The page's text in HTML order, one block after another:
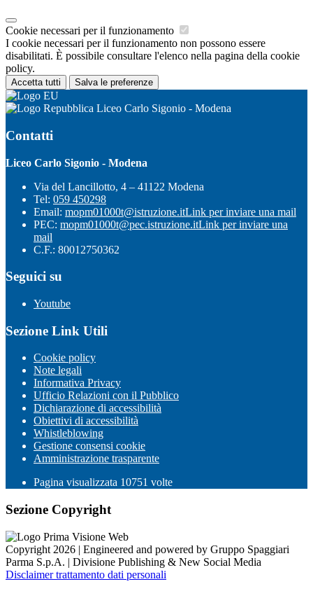
Cookie necessari per il funzionamento
I cookie necessari per il funzionamento non possono essere
disabilitati. È possibile consultare l'elenco nella pagina della cookie
policy.
Accetta tutti Salva le preferenze
Liceo Carlo Sigonio - Modena
Contatti
Liceo Carlo Sigonio - Modena
Via del Lancillotto, 4 – 41122 Modena
Tel: 059 450298
Email: mopm01000t@istruzione.itLink per inviare una mail
PEC: mopm01000t@pec.istruzione.itLink per inviare una
mail
C.F.: 80012750362
Seguici su
Youtube
Sezione Link Utili
Cookie policy
Note legali
Informativa Privacy
Ufficio Relazioni con il Pubblico
Dichiarazione di accessibilità
Obiettivi di accessibilità
Whistleblowing
Gestione consensi cookie
Amministrazione trasparente
Pagina visualizzata 10751 volte
Sezione Copyright
Copyright 2026 | Engineered and powered by Gruppo Spaggiari
Parma S.p.A. | Divisione Publishing & New Social Media
Disclaimer trattamento dati personali